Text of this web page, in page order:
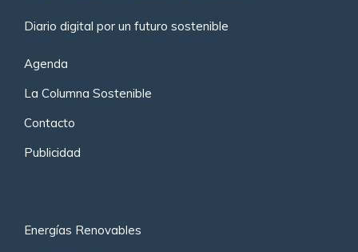
Diario digital por un futuro sostenible
Agenda
La Columna Sostenible
Contacto
Publicidad
Energías Renovables